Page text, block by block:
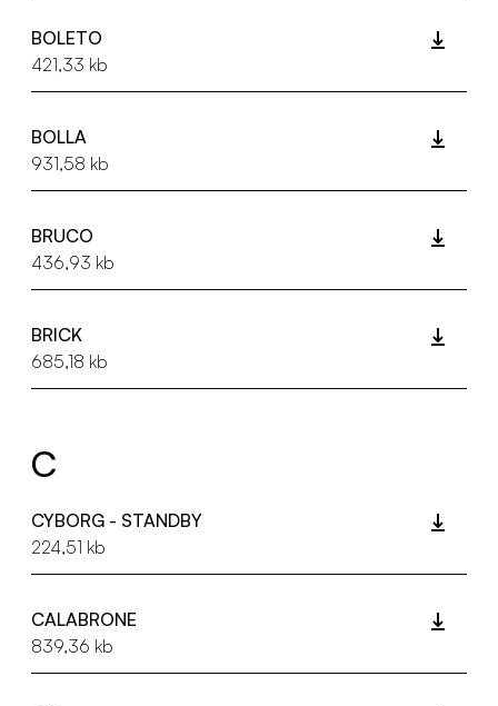
BOLETO
421,33 kb
BOLLA
931,58 kb
BRUCO
436,93 kb
BRICK
685,18 kb
C
CYBORG - STANDBY
224,51 kb
CALABRONE
839,36 kb